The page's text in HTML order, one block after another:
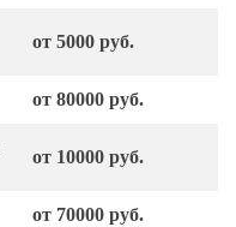
от 5000 руб.
от 80000 руб.
от 10000 руб.
от 70000 руб.